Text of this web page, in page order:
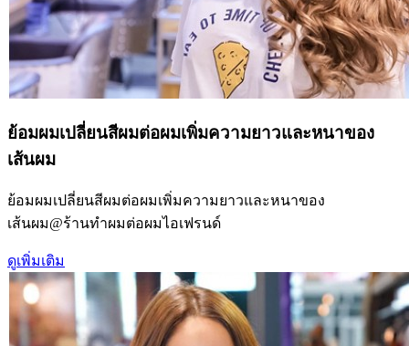
ย้อมผมเปลี่ยนสีผมต่อผมเพิ่มความยาวและหนาของ
เส้นผม
ย้อมผมเปลี่ยนสีผมต่อผมเพิ่มความยาวและหนาของ
เส้นผม@ร้านทำผมต่อผมไอเฟรนด์
ดูเพิ่มเติม